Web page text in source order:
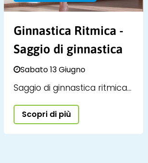
Ginnastica Ritmica -
Saggio di ginnastica
Sabato 13 Giugno
Saggio di ginnastica ritmica
Unisport
Scopri di più